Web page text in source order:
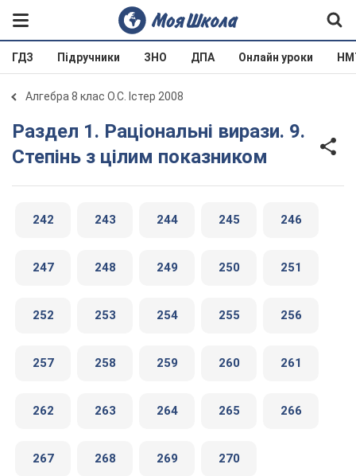
ГДЗ Підручники ЗНО ДПА Онлайн уроки
Алгебра 8 клас О.С. Істер 2008
Раздел 1. Раціональні вирази. 9.
Степінь з цілим показником
242 243 244 245 246
247 248 249 250 251
252 253 254 255 256
257 258 259 260 261
262 263 264 265 266
267 268 269 270